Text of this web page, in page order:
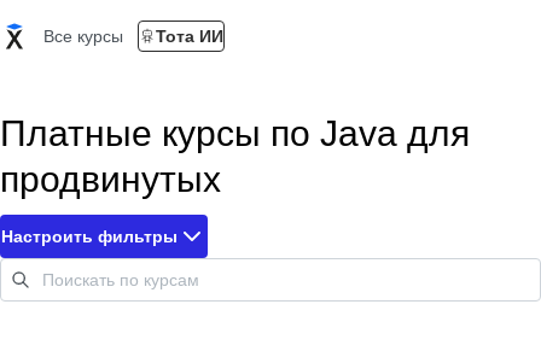
Все курсы Тота ИИ
Платные курсы по Java для
продвинутых
Настроить фильтры